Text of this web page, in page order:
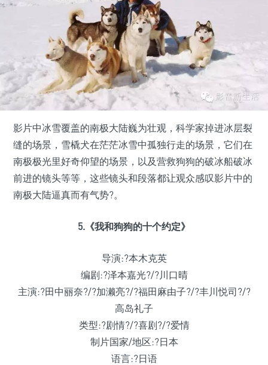
影片中冰雪覆盖的南极大陆巍为壮观，科学家掉进冰层裂
缝的场景，雪橇犬在茫茫冰雪中孤独行走的场景，它们在
南极极光里好奇仰望的场景，以及营救狗狗的破冰船破冰
前进的镜头等等，这些镜头和段落都让观众感叹影片中的
南极大陆逼真而有气势?。
5.《我和狗狗的十个约定》
导演:?本木克英
编剧:?泽本嘉光?/?川口晴
主演:?田中丽奈?/?加濑亮?/?福田麻由子?/?丰川悦司?/?
高岛礼子
类型:?剧情?/?喜剧?/?爱情
制片国家/地区:?日本
语言:?日语